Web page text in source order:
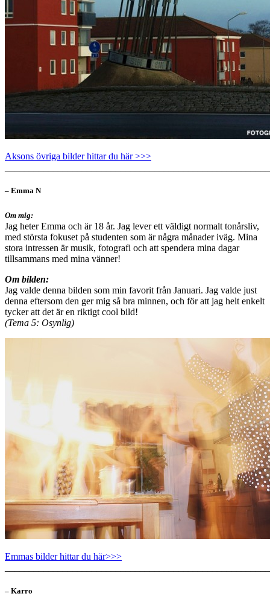
Aksons övriga bilder hittar du här >>>
– Emma N
Om mig:
Jag heter Emma och är 18 år. Jag lever ett väldigt normalt tonårsliv,
med största fokuset på studenten som är några månader iväg. Mina
stora intressen är musik, fotografi och att spendera mina dagar
tillsammans med mina vänner!
Om bilden:
Jag valde denna bilden som min favorit från Januari. Jag valde just
denna eftersom den ger mig så bra minnen, och för att jag helt enkelt
tycker att det är en riktigt cool bild!
(Tema 5: Osynlig)
Emmas bilder hittar du här>>>
– Karro